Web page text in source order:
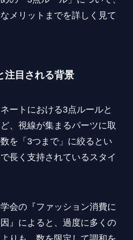
メリットまでを詳しく見て
注目される背景
ートにおける3点ルールと
、視線が集まるパーツに取
を「3つまで」に絞るとい
長く支持されているスタイ
会の『ファッション消費に
』によると、過度に多くの